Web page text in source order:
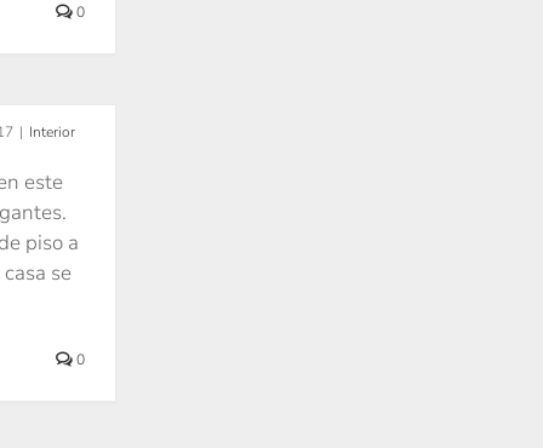
0
y un
| Interior
este
piso a
se
0